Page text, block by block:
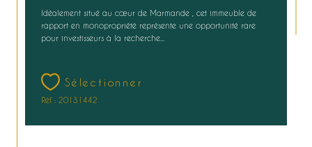
Idéalement situé au cœur de Marmande , cet immeuble de
rapport en monopropriété représente une opportunité rare
pour investisseurs à la recherche...
Sélectionner
Réf : 20131442